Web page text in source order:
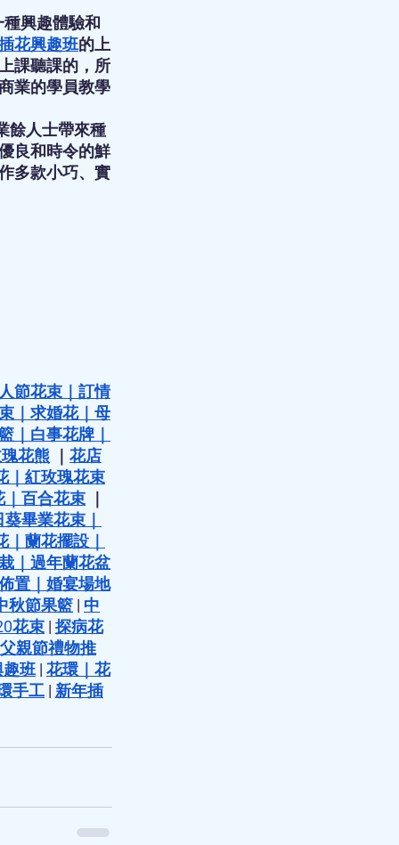
種興趣體驗和
花興趣班的上
課聽課的，所
業的學員教學
餘人士帶來種
良和時令的鮮
多款小巧、實
節花束 ｜ 訂情
｜ 求婚花｜ 母
｜ 白事花牌 ｜
花熊 ｜ 花店
｜ 紅玫瑰花束
｜ 百合花束 ｜
葵畢業花束 ｜
｜ 蘭花擺設 ｜
｜ 過年蘭花盆
置 ｜ 婚宴場地
秋節果籃 | 中
花束 | 探病花
父親節禮物推
班 | 花環 ｜ 花
手工 | 新年插